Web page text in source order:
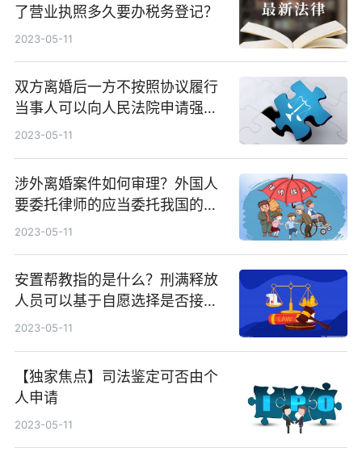
了营业执照多久要办税务登记？
2023-05-11
双方离婚后一方不按照协议履行
当事人可以向人民法院申请强制
执行吗？
2023-05-11
涉外离婚案件如何审理？外国人
要委托律师的应当委托我国的律
师吗？
2023-05-11
安置帮教指的是什么？刑满释放
人员可以基于自愿选择是否接受
吗？
2023-05-11
【独家焦点】司法鉴定可否由个
人申请
2023-05-11